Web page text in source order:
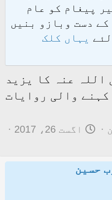
پیغام کو عام
دست وبازو بنیں
یہاں کلک
اللہ عنہ کا یزید
والی روایات
ت
ی
اگست 26، 2017
حسين